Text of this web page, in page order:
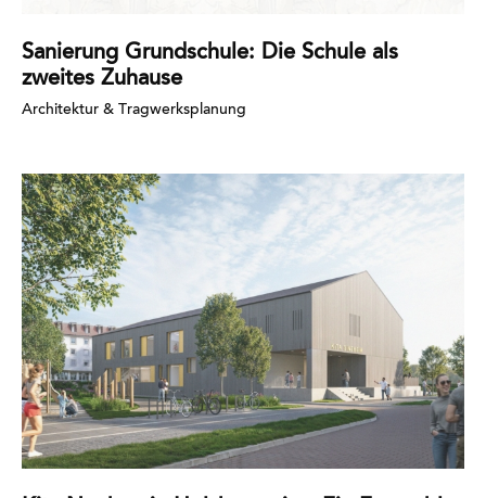
Sanierung Grundschule: Die Schule als
zweites Zuhause
Architektur & Tragwerksplanung
Mehr
erfahren